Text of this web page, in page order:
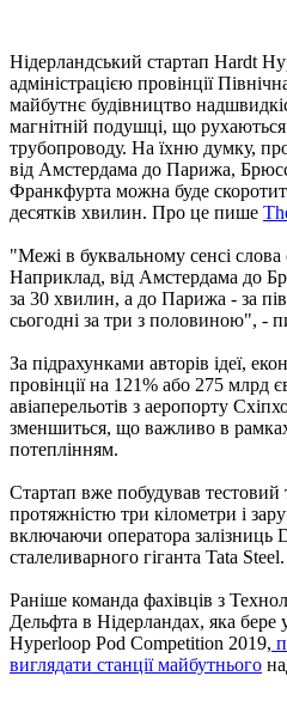
Нідерландський стартап Hardt
адміністрацією провінції
майбутнє будівництво
магнітній подушці, що
трубопроводу. На їхню думку,
від Амстердама до Парижа,
Франкфурта можна буде
десятків хвилин. Про це пише
"Межі в буквальному сенсі
Наприклад, від Амстердама до
за 30 хвилин, а до Парижа - за
сьогодні за три з половиною", -
За підрахунками авторів ідеї,
провінції на 121% або 275 млрд
авіаперельотів з аеропорту
зменшиться, що важливо в
потеплінням.
Стартап вже побудував тестовий
протяжністю три кілометри і
включаючи оператора залізниць
сталеливарного гіганта Tata Steel.
Раніше команда фахівців з
Дельфта в Нідерландах, яка бере
Hyperloop Pod Competition 2019,
виглядати станції майбутнього